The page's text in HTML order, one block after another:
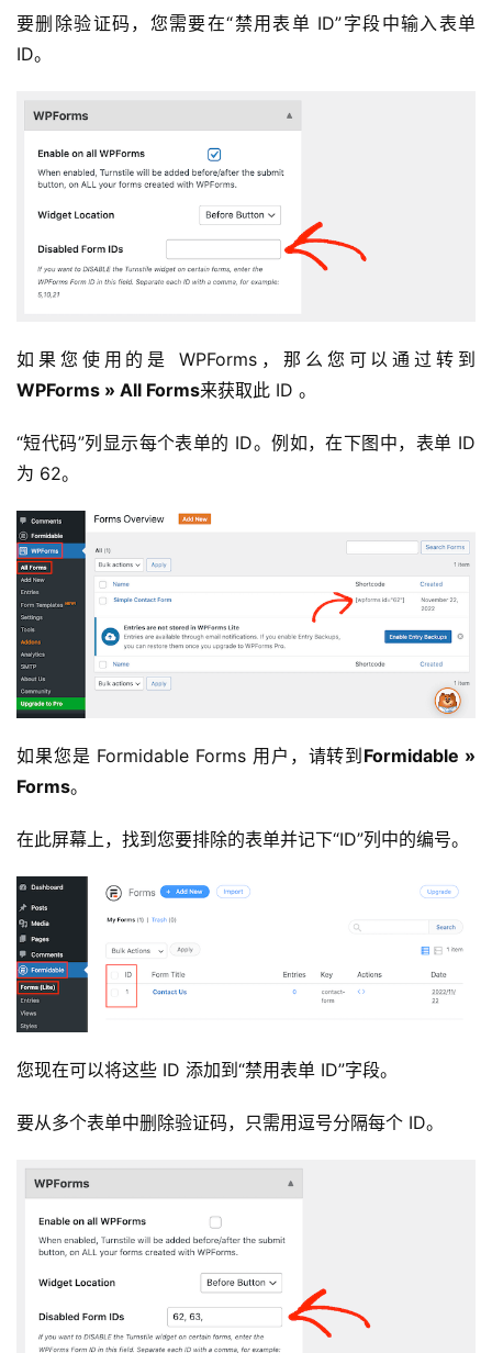
要删除验证码，您需要在“禁用表单 ID”字段中输入表单
ID。
如果您使用的是 WPForms，那么您可以通过转到
WPForms » All Forms来获取此 ID 。
“短代码”列显示每个表单的 ID。例如，在下图中，表单 ID
为 62。
如果您是 Formidable Forms 用户，请转到Formidable »
Forms。
在此屏幕上，找到您要排除的表单并记下“ID”列中的编号。
您现在可以将这些 ID 添加到“禁用表单 ID”字段。
要从多个表单中删除验证码，只需用逗号分隔每个 ID。